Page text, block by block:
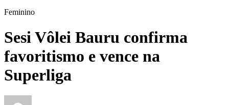
Feminino
Sesi Vôlei Bauru confirma
favoritismo e vence na
Superliga